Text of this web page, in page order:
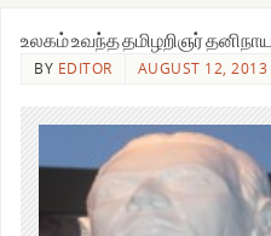
உலகம் உவந்த தமிழறிஞர்
BY EDITOR AUGUST 12, 2013